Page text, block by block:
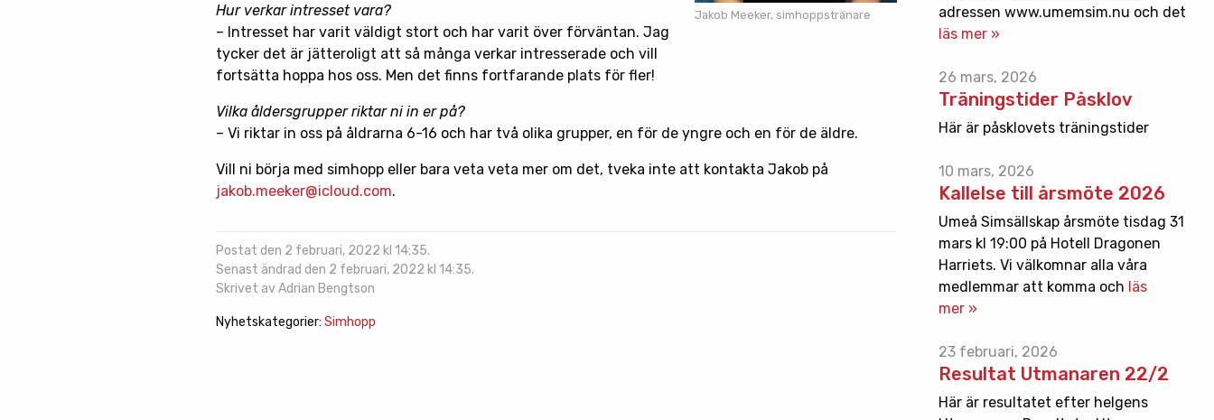
Jakob Meeker, simhoppstränare
Hur verkar intresset vara?
– Intresset har varit väldigt stort och har varit över förväntan. Jag
tycker det är jätteroligt att så många verkar intresserade och vill
fortsätta hoppa hos oss. Men det finns fortfarande plats för fler!
Vilka åldersgrupper riktar ni in er på?
– Vi riktar in oss på åldrarna 6-16 och har två olika grupper, en för de yngre och en för de äldre.
Vill ni börja med simhopp eller bara veta veta mer om det, tveka inte att kontakta Jakob på
jakob.meeker@icloud.com.
Postat den 2 februari, 2022 kl 14:35.
Senast ändrad den 2 februari, 2022 kl 14:35.
Skrivet av Adrian Bengtson
Nyhetskategorier: Simhopp
adressen www.umemsim.nu och det
läs mer »
26 mars, 2026
Träningstider Påsklov
Här är påsklovets träningstider
10 mars, 2026
Kallelse till årsmöte 2026
Umeå Simsällskap årsmöte tisdag 31
mars kl 19:00 på Hotell Dragonen
Harriets. Vi välkomnar alla våra
medlemmar att komma och läs
mer »
23 februari, 2026
Resultat Utmanaren 22/2
Här är resultatet efter helgens